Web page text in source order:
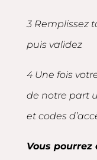
3 Remplissez
puis validez
4 Une fois
de notre part
et codes
Vous